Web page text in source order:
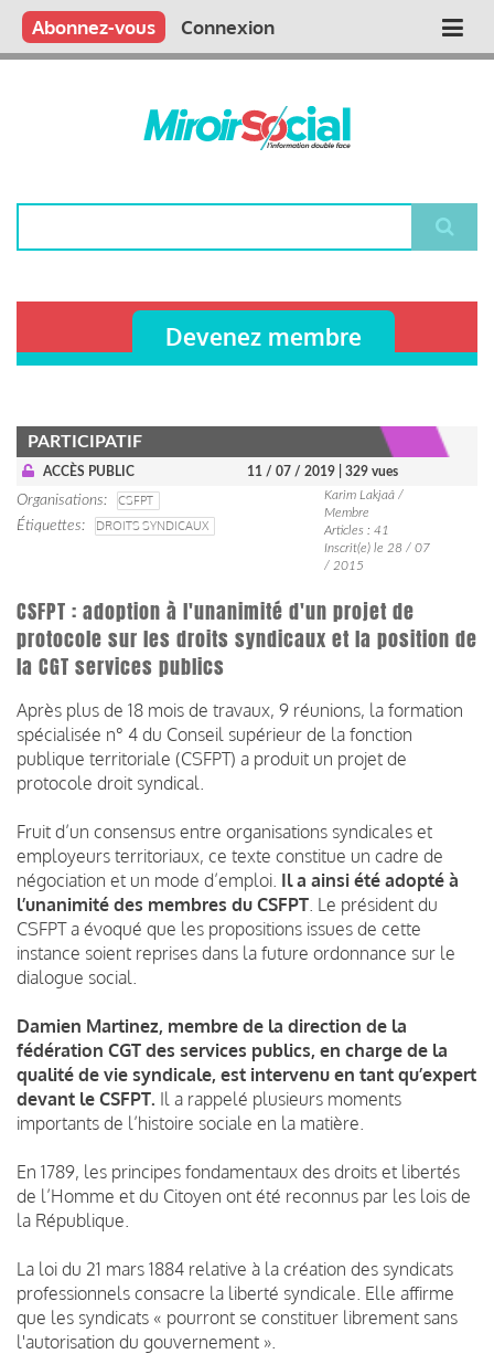
Aller
contenu
Main
Qui sommes nous ?
Vous publiez
Nous publions
Contactez-nous
Abonnez-vous Connexion
Devenez membre
PARTICIPATIF
ACCÈS PUBLIC 11 / 07 / 2019 | 329 vues
Organisations
CSFPT
Étiquettes
DROITS SYNDICAUX
Karim Lakjaâ /
Membre
Articles : 41
Inscrit(e) le 28 / 07
/ 2015
CSFPT : adoption à l'unanimité d'un projet de
protocole sur les droits syndicaux et la position de
la CGT services publics
Après plus de 18 mois de travaux, 9 réunions, la formation
spécialisée n° 4 du Conseil supérieur de la fonction
publique territoriale (CSFPT) a produit un projet de
protocole droit syndical.
Fruit d’un consensus entre organisations syndicales et
employeurs territoriaux, ce texte constitue un cadre de
négociation et un mode d’emploi. Il a ainsi été adopté à
l’unanimité des membres du CSFPT . Le président du
CSFPT a évoqué que les propositions issues de cette
instance soient reprises dans la future ordonnance sur le
dialogue social.
Damien Martinez, membre de la direction de la
fédération CGT des services publics, en charge de la
qualité de vie syndicale, est intervenu en tant qu’expert
devant le CSFPT. Il a rappelé plusieurs moments
importants de l’histoire sociale en la matière.
En 1789, les principes fondamentaux des droits et libertés
de l’Homme et du Citoyen ont été reconnus par les lois de
la République.
La loi du 21 mars 1884 relative à la création des syndicats
professionnels consacre la liberté syndicale. Elle affirme
que les syndicats « pourront se constituer librement sans
l'autorisation du gouvernement ».